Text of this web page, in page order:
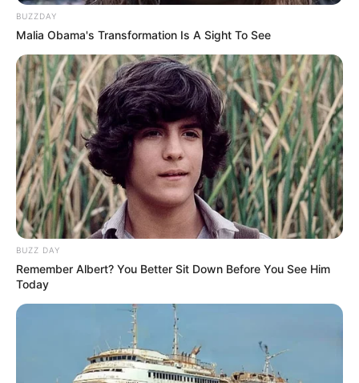
BUZZDAY
Malia Obama's Transformation Is A Sight To See
BUZZ DAY
Remember Albert? You Better Sit Down Before You See Him
Today